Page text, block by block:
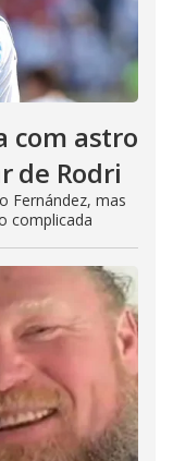
com astro
de Rodri
Fernández, mas
complicada